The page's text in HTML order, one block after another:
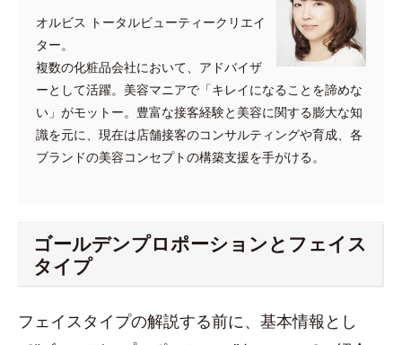
オルビス トータルビューティークリエイ
ター。
複数の化粧品会社において、アドバイザ
ーとして活躍。美容マニアで「キレイになることを諦めな
い」がモットー。豊富な接客経験と美容に関する膨大な知
識を元に、現在は店舗接客のコンサルティングや育成、各
ブランドの美容コンセプトの構築支援を手がける。
ゴールデンプロポーションとフェイス
タイプ
フェイスタイプの解説する前に、基本情報とし